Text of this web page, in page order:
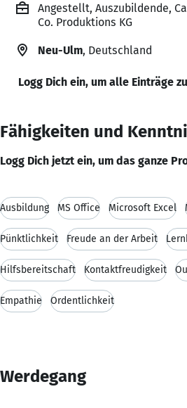
Angestellt, Auszubildende,
Co. Produktions KG
Neu-Ulm, Deutschland
Logg Dich ein, um alle Einträge
Fähigkeiten und
Logg Dich jetzt ein, um das ganze
Ausbildung MS Office Microsoft Excel
Pünktlichkeit Freude an der Arbeit
Hilfsbereitschaft Kontaktfreudigkeit
Empathie Ordentlichkeit
Werdegang